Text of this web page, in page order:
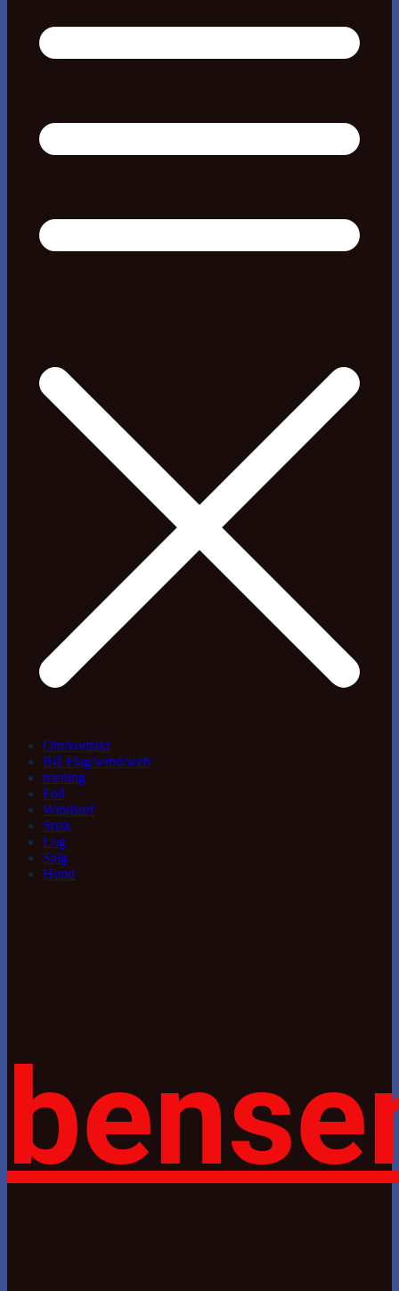
Om/kontakt
Blå Flag/wind/web
træning
Foil
Windsurf
Snak
Log
Salg
Hund